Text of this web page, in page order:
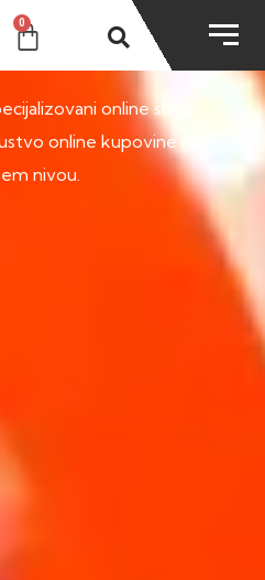
0
online shop.
online kupovine na
nivou.